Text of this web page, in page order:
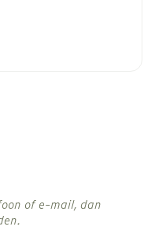
of e-mail, dan